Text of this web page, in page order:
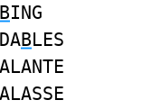
ING
BLES
ALANTE
ALASSE